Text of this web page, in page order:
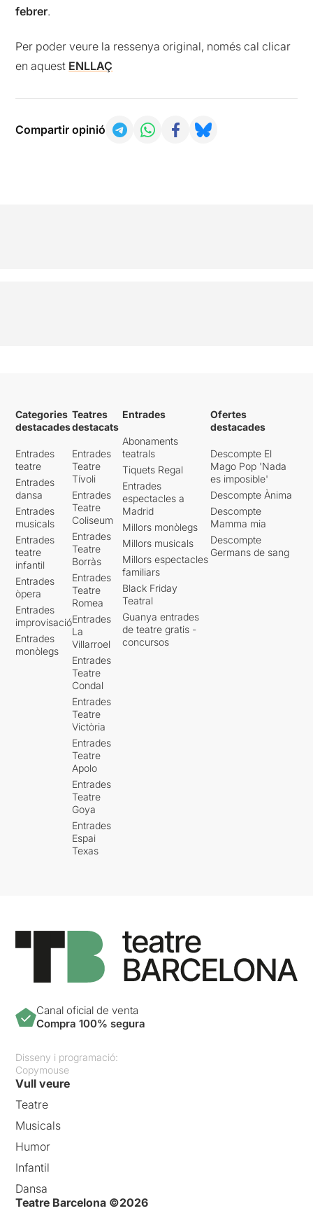
febrer.
Per poder veure la ressenya original, només cal clicar
en aquest ENLLAÇ
Compartir opinió
Categories
destacades
Entrades
teatre
Entrades
dansa
Entrades
musicals
Entrades
teatre
infantil
Entrades
òpera
Entrades
improvisació
Entrades
monòlegs
Teatres
destacats
Entrades
Teatre
Tívoli
Entrades
Teatre
Coliseum
Entrades
Teatre
Borràs
Entrades
Teatre
Romea
Entrades
La
Villarroel
Entrades
Teatre
Condal
Entrades
Teatre
Victòria
Entrades
Teatre
Apolo
Entrades
Teatre
Goya
Entrades
Espai
Texas
Entrades
Abonaments
teatrals
Tiquets Regal
Entrades
espectacles a
Madrid
Millors monòlegs
Millors musicals
Millors espectacles
familiars
Black Friday
Teatral
Guanya entrades
de teatre gratis -
concursos
Ofertes
destacades
Descompte El
Mago Pop 'Nada
es imposible'
Descompte Ànima
Descompte
Mamma mia
Descompte
Germans de sang
Canal oficial de venta
Compra 100% segura
Disseny i programació:
Copymouse
Vull veure
Teatre
Musicals
Humor
Infantil
Dansa
Teatre Barcelona ©2026